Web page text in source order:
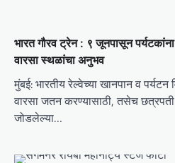
भारत गौरव ट्रेन : ९ जूनपासून पर्यटकांना
वारसा स्थळांचा अनुभव
मुंबई: भारतीय रेल्वेच्या खानपान व
वारसा जतन करण्यासाठी, तसेच छत्रपती
जोडलेल्या…